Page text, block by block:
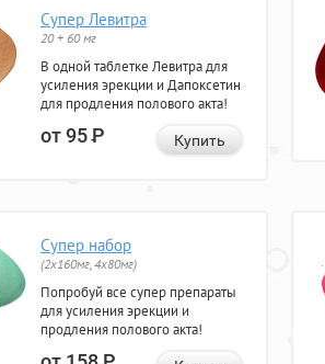
Супер Левитра
20 + 60 мг
В одной таблетке Левитра для
усиления эрекции и Дапоксетин
для продления полового акта!
от 95Р Купить
Супер набор
(2х160мг, 4х80мг)
Попробуй все супер препараты
для усиления эрекции и
продления полового акта!